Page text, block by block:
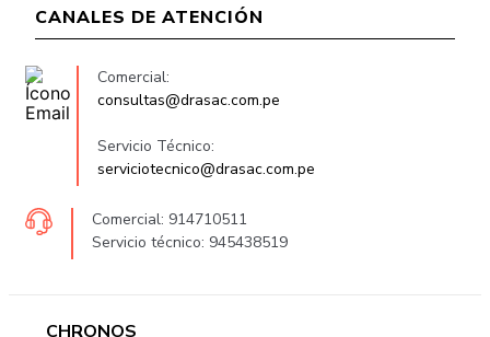
CANALES DE ATENCIÓN
Comercial:
consultas@drasac.com.pe
Servicio Técnico:
serviciotecnico@drasac.com.pe
Comercial: 914710511
Servicio técnico: 945438519
CHRONOS